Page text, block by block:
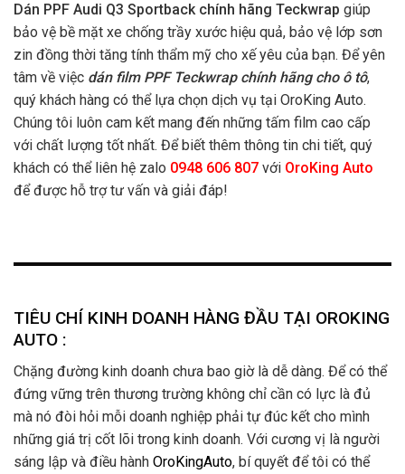
Dán PPF Audi Q3 Sportback chính hãng Teckwrap giúp
bảo vệ bề mặt xe chống trầy xước hiệu quả, bảo vệ lớp sơn
zin đồng thời tăng tính thẩm mỹ cho xế yêu của bạn. Để yên
tâm về việc dán film PPF Teckwrap chính hãng cho ô tô,
quý khách hàng có thể lựa chọn dịch vụ tại OroKing Auto.
Chúng tôi luôn cam kết mang đến những tấm film cao cấp
với chất lượng tốt nhất. Để biết thêm thông tin chi tiết, quý
khách có thể liên hệ zalo 0948 606 807 với OroKing Auto
để được hỗ trợ tư vấn và giải đáp!
TIÊU CHÍ KINH DOANH HÀNG ĐẦU TẠI OROKING
AUTO :
Chặng đường kinh doanh chưa bao giờ là dễ dàng. Để có thể
đứng vững trên thương trường không chỉ cần có lực là đủ
mà nó đòi hỏi mỗi doanh nghiệp phải tự đúc kết cho mình
những giá trị cốt lõi trong kinh doanh. Với cương vị là người
sáng lập và điều hành OroKingAuto, bí quyết để tôi có thể